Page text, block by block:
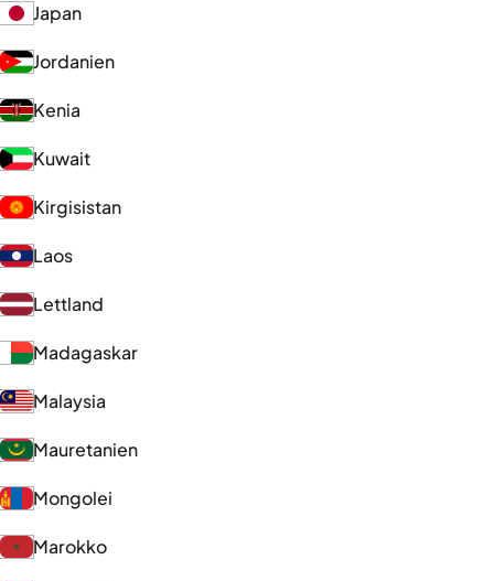
Japan
Jordanien
Kenia
Kuwait
Kirgisistan
Laos
Lettland
Madagaskar
Malaysia
Mauretanien
Mongolei
Marokko